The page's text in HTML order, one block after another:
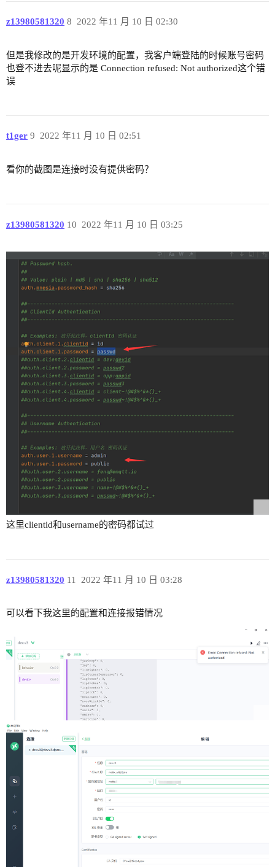
z13980581320 2022 年11 月 10 日 02:30
8
但是我修改的是开发环境的配置，我客户端登陆的时候账号密码
也登不进去呢显示的是 Connection refused: Not authorized这个错
误
t1ger 2022 年11 月 10 日 02:51
9
看你的截图是连接时没有提供密码？
z13980581320 2022 年11 月 10 日 03:25
10
这里clientid和username的密码都试过
z13980581320 2022 年11 月 10 日 03:28
11
可以看下我这里的配置和连接报错情况